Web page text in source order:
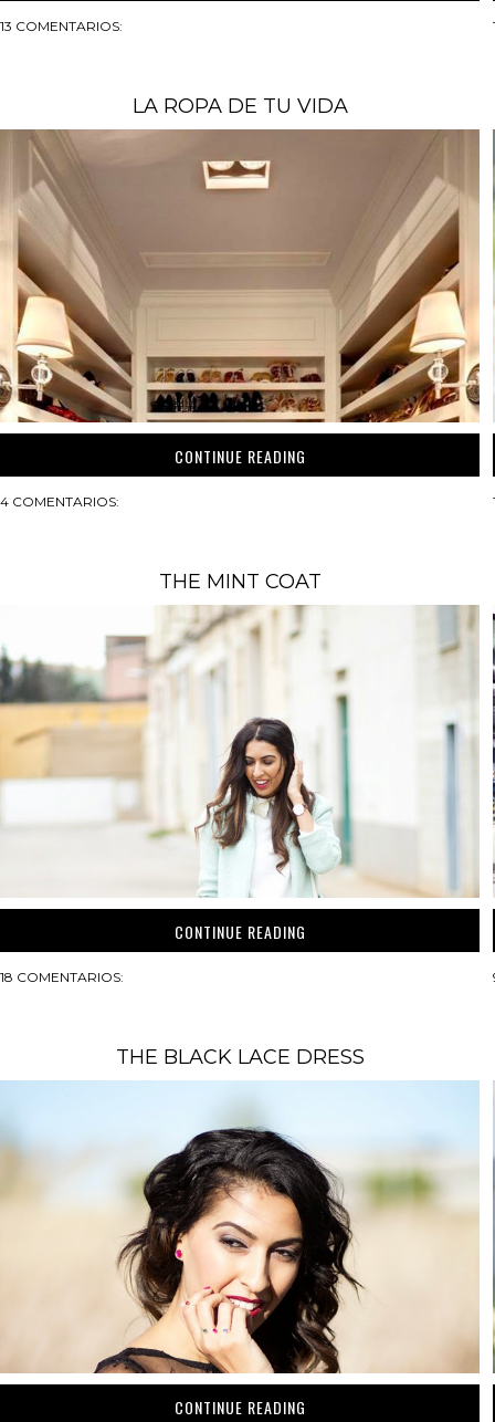
13 COMENTARIOS:
LA ROPA DE TU VIDA
CONTINUE READING
4 COMENTARIOS:
THE MINT COAT
CONTINUE READING
18 COMENTARIOS:
THE BLACK LACE DRESS
CONTINUE READING